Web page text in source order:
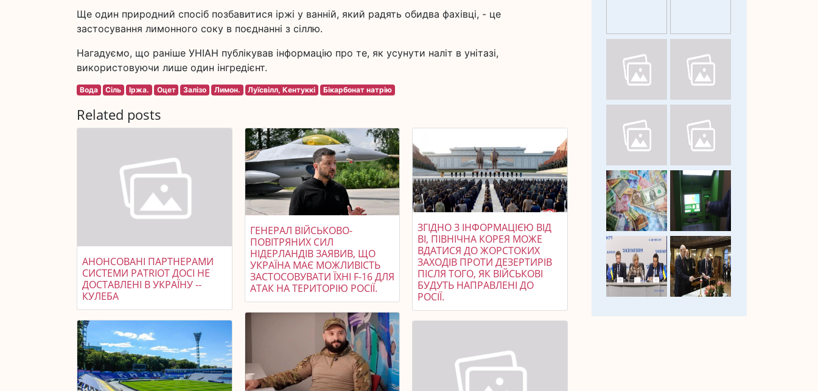
Ще один природний спосіб позбавитися іржі у ванній, який радять обидва фахівці, - це
застосування лимонного соку в поєднанні з сіллю.
Нагадуємо, що раніше УНІАН публікував інформацію про те, як усунути наліт в унітазі,
використовуючи лише один інгредієнт.
Вода Сіль Іржа. Оцет Залізо Лимон. Луїсвілл, Кентуккі Бікарбонат натрію
Related posts
АНОНСОВАНІ ПАРТНЕРАМИ
СИСТЕМИ PATRIOT ДОСІ НЕ
ДОСТАВЛЕНІ В УКРАЇНУ --
КУЛЕБА
ГЕНЕРАЛ ВІЙСЬКОВО-
ПОВІТРЯНИХ СИЛ
НІДЕРЛАНДІВ ЗАЯВИВ, ЩО
УКРАЇНА МАЄ МОЖЛИВІСТЬ
ЗАСТОСОВУВАТИ ЇХНІ F-16 ДЛЯ
АТАК НА ТЕРИТОРІЮ РОСІЇ.
ЗГІДНО З ІНФОРМАЦІЄЮ ВІД
BI, ПІВНІЧНА КОРЕЯ МОЖЕ
ВДАТИСЯ ДО ЖОРСТОКИХ
ЗАХОДІВ ПРОТИ ДЕЗЕРТИРІВ
ПІСЛЯ ТОГО, ЯК ВІЙСЬКОВІ
БУДУТЬ НАПРАВЛЕНІ ДО
РОСІЇ.